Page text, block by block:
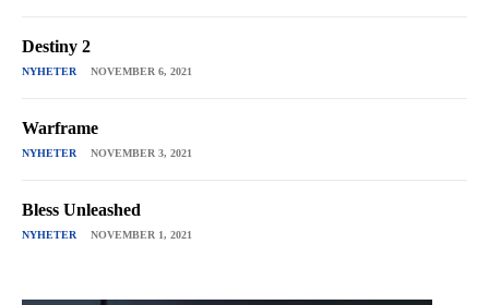
Destiny 2
NYHETER NOVEMBER 6, 2021
Warframe
NYHETER NOVEMBER 3, 2021
Bless Unleashed
NYHETER NOVEMBER 1, 2021